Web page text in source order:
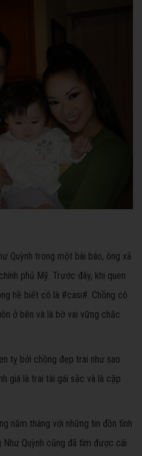
Quỳnh trong một bài báo, ông xã
phủ Mỹ. Trước đây, khi quen
hề biết cô là #casi#. Chồng cô
ở bên và là bờ vai vững chắc
tỵ bởi chồng đẹp trai như sao
giá là trai tài gái sắc và là cặp
năm tháng với những tin đồn tình
Quỳnh cũng đã tìm được cái